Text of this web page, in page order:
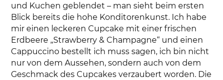
und Kuchen geblendet – man sieht beim ersten
Blick bereits die hohe Konditorenkunst. Ich habe
mir einen leckeren Cupcake mit einer frischen
Erdbeere „Strawberry & Champagne“ und einen
Cappuccino bestellt ich muss sagen, ich bin nicht
nur von dem Aussehen, sondern auch von dem
Geschmack des Cupcakes verzaubert worden. Die